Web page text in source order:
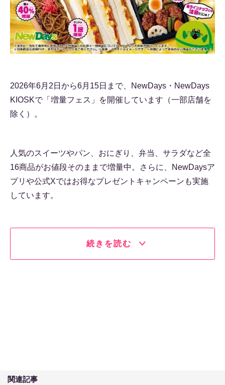
2026年6月2日から6月15日まで、NewDays・NewDays
KIOSKで「増量フェス」を開催しています（一部店舗を
除く）。
人気のスイーツやパン、おにぎり、弁当、サラダなど全
16商品がお値段そのままで増量中。さらに、NewDaysア
プリや公式Xではお得なプレゼントキャンペーンも実施
しています。
続きを読む
関連記事